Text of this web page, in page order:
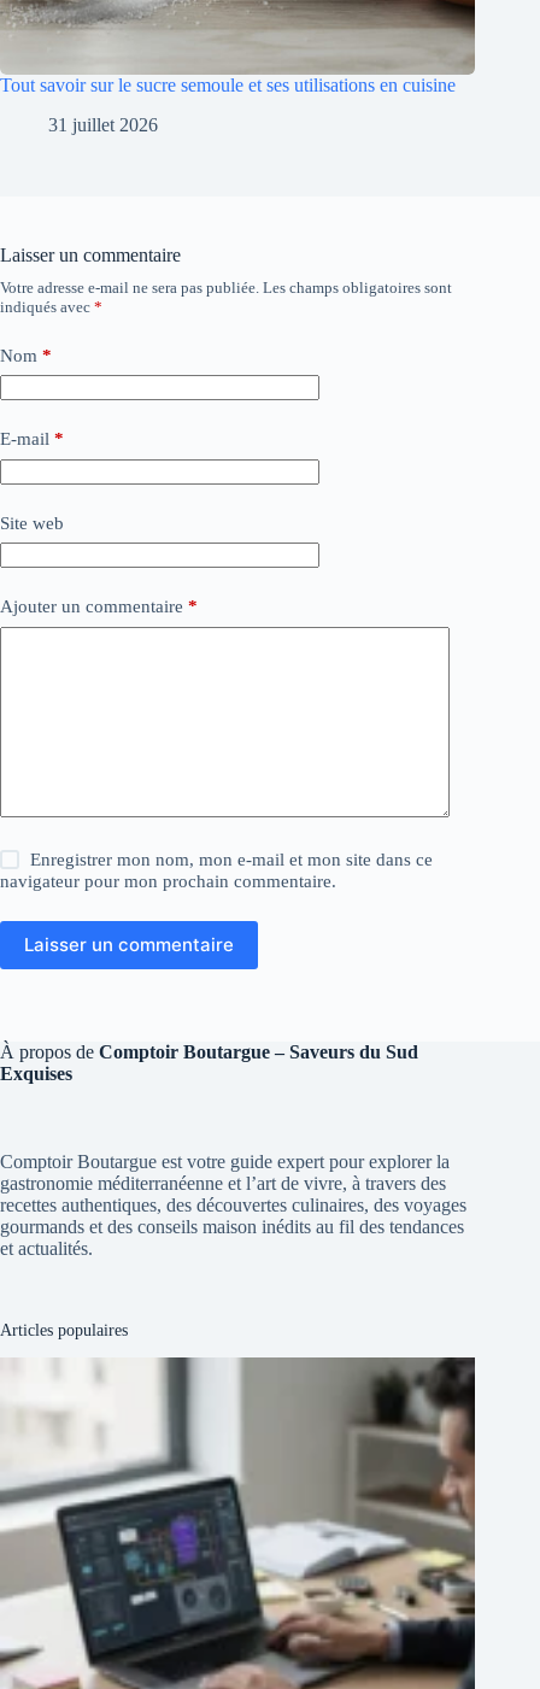
Tout savoir sur le sucre semoule et ses utilisations en cuisine
31 juillet 2026
Laisser un commentaire
Votre adresse e-mail ne sera pas publiée. Les champs obligatoires sont
indiqués avec *
Nom *
E-mail *
Site web
Ajouter un commentaire *
Enregistrer mon nom, mon e-mail et mon site dans ce
navigateur pour mon prochain commentaire.
Laisser un commentaire
À propos de Comptoir Boutargue – Saveurs du Sud
Exquises
Comptoir Boutargue est votre guide expert pour explorer la
gastronomie méditerranéenne et l’art de vivre, à travers des
recettes authentiques, des découvertes culinaires, des voyages
gourmands et des conseils maison inédits au fil des tendances
et actualités.
Articles populaires